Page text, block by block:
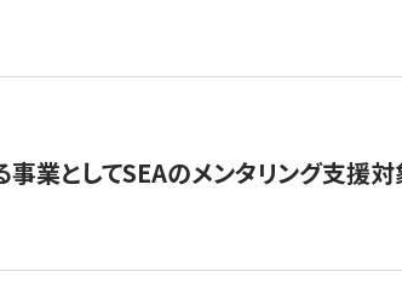
業としてSEAのメンタリング支援